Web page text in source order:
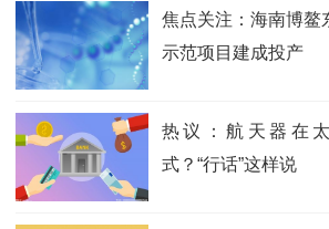
焦点关注：海南博鳌
示范项目建成投产
热议：航天器在
式？“行话”这样说